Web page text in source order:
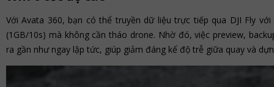
Với Avata 360, bạn có thể truyền dữ liệu trực tiếp qua DJI Fly
(1GB/10s) mà không cần tháo drone. Nhờ đó, việc preview,
ra gần như ngay lập tức, giúp giảm đáng kể độ trễ giữa quay và